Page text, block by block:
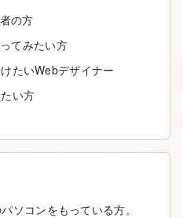
の方
てみたい方
たいWebデザイナー
い方
ソコンをもっている方。